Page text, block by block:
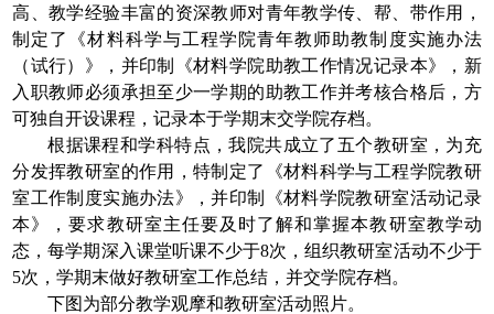
高、教学经验丰富的资深教师对青年教学传、帮、带作用，
制定了《材料科学与工程学院青年教师助教制度实施办法
（试行）》，并印制《材料学院助教工作情况记录本》，新
入职教师必须承担至少一学期的助教工作并考核合格后，方
可独自开设课程，记录本于学期末交学院存档。
根据课程和学科特点，我院共成立了五个教研室，为充
分发挥教研室的作用，特制定了《材料科学与工程学院教研
室工作制度实施办法》，并印制《材料学院教研室活动记录
本》，要求教研室主任要及时了解和掌握本教研室教学动
态，每学期深入课堂听课不少于8次，组织教研室活动不少于
5次，学期末做好教研室工作总结，并交学院存档。
下图为部分教学观摩和教研室活动照片。